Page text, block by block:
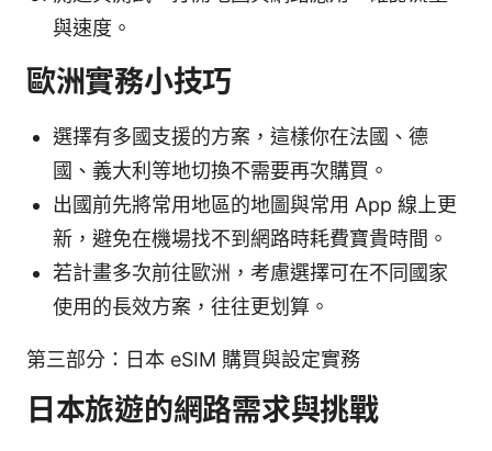
與速度。
歐洲實務小技巧
選擇有多國支援的方案，這樣你在法國、德
國、義大利等地切換不需要再次購買。
出國前先將常用地區的地圖與常用 App 線上更
新，避免在機場找不到網路時耗費寶貴時間。
若計畫多次前往歐洲，考慮選擇可在不同國家
使用的長效方案，往往更划算。
第三部分：日本 eSIM 購買與設定實務
日本旅遊的網路需求與挑戰